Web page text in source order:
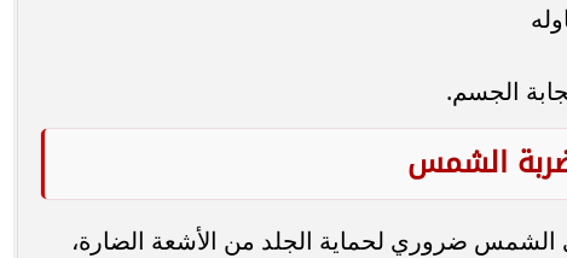
الجسم.
الشمس
ضروري لحماية الجلد من الأشعة الضارة،